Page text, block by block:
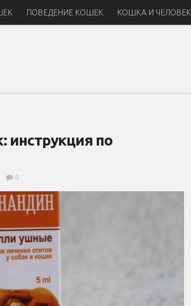
ПОВЕДЕНИЕ КОШЕК КОШКА И ЧЕЛОВЕК
инструкция по
0